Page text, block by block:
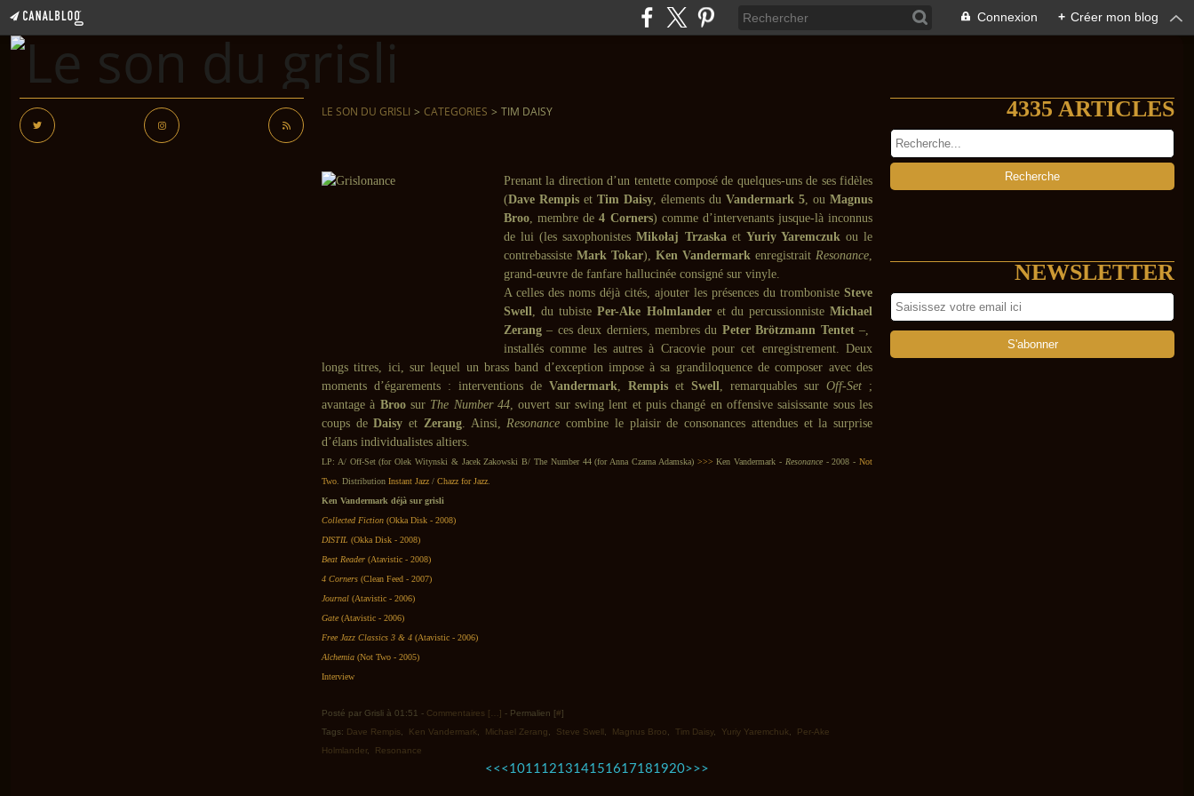
Connexion + Créer mon blog
LE SON DU GRISLI > CATEGORIES > TIM DAISY
Prenant la direction d’un tentette composé de quelques-uns de ses fidèles
(Dave Rempis et Tim Daisy, élements du Vandermark 5, ou Magnus
Broo, membre de4 Corners) comme d’intervenants jusque-là inconnus
de lui (les saxophonistesMikołaj Trzaskaet Yuriy Yaremczukou le
contrebassiste Mark Tokar), Ken Vandermark enregistrait Resonance,
grand-œuvre de fanfare hallucinée consigné sur vinyle.
A celles des noms déjà cités, ajouter les présences du tromboniste Steve
Swell, du tubistePer-Ake Holmlanderet du percussionniste Michael
Zerang – ces deux derniers, membres du Peter Brötzmann Tentet–,
installés comme les autres à Cracovie pour cet enregistrement. Deux
longs titres, ici, sur lequel un brass band d’exception impose à sa grandiloquence de composer avec des
moments d’égarements : interventions de Vandermark, Rempis et Swell, remarquables sur Off-Set ;
avantage à Broosur The Number 44, ouvert sur swing lent et puis changé en offensive saisissante sous les
coups deDaisy et Zerang. Ainsi,Resonance combine le plaisir de consonances attendues et la surprise
d’élans individualistes altiers.
LP: A/ Off-Set (for Olek Witynski & Jacek Zakowski B/ The Number 44 (for Anna Czarna Adamska) >>> Ken Vandermark - Resonance- 2008 -Not
Two . Distribution Instant Jazz / Chazz for Jazz
Ken Vandermark déjà sur grisli
Collected Fiction (Okka Disk - 2008)
DISTIL (Okka Disk - 2008)
Beat Reader (Atavistic - 2008)
4 Corners (Clean Feed - 2007)
Journal (Atavistic - 2006)
Gate (Atavistic - 2006)
Free Jazz Classics 3 & 4 (Atavistic - 2006)
Alchemia (Not Two - 2005)
Interview
Posté par Grisli à 01:51 - Commentaires [ ] - Permalien [#]
Tags: Dave Rempis Ken Vandermark Michael Zerang Steve Swell Magnus Broo Tim Daisy, Yuriy Yaremchuk
Per-Ake
Holmlander, Resonance
<< < 1011121314151617181920>>>
4335 ARTICLES
NEWSLETTER